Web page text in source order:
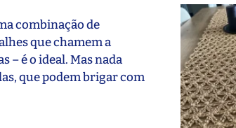
combinação de
que chamem a
– é o ideal. Mas nada
que podem brigar com